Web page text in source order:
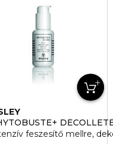
ENRICHIE
feszesítő mellre,